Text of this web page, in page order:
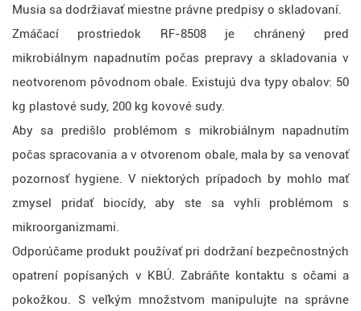
Musia sa dodržiavať miestne právne predpisy o skladovaní.
Zmáčací prostriedok RF-8508 je chránený pred
mikrobiálnym napadnutím počas prepravy a skladovania v
neotvorenom pôvodnom obale. Existujú dva typy obalov: 50
kg plastové sudy, 200 kg kovové sudy.
Aby sa predišlo problémom s mikrobiálnym napadnutím
počas spracovania a v otvorenom obale, mala by sa venovať
pozornosť hygiene. V niektorých prípadoch by mohlo mať
zmysel pridať biocídy, aby ste sa vyhli problémom s
mikroorganizmami.
Odporúčame produkt používať pri dodržaní bezpečnostných
opatrení popísaných v KBÚ. Zabráňte kontaktu s očami a
pokožkou. S veľkým množstvom manipulujte na správne